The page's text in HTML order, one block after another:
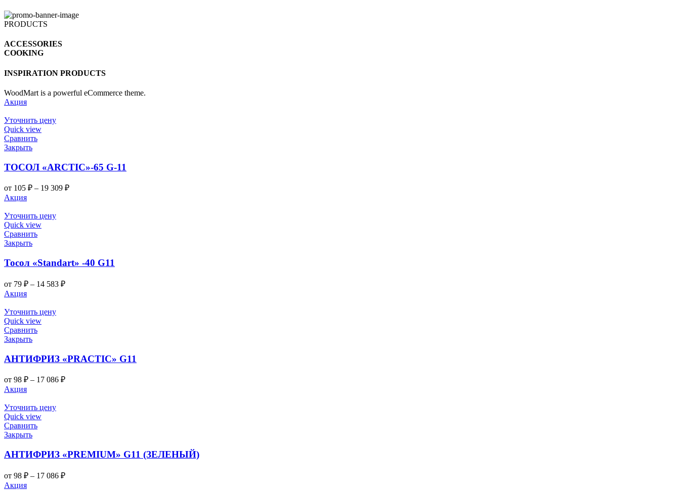
PRODUCTS
ACCESSORIES
COOKING
INSPIRATION PRODUCTS
WoodMart is a powerful eCommerce theme.
Акция
Уточнить цену
Quick view
Сравнить
Закрыть
ТОСОЛ «ARCTIC»-65 G-11
от 105 ₽ – 19 309 ₽Диапазон
Акция
Уточнить цену
Quick view
Сравнить
Закрыть
Тосол «Standart» -40 G11
от 79 ₽ – 14 583 ₽Диапазон
Акция
Уточнить цену
Quick view
Сравнить
Закрыть
АНТИФРИЗ «PRACTIC» G11
от 98 ₽ – 17 086 ₽Диапазон
Акция
Уточнить цену
Quick view
Сравнить
Закрыть
АНТИФРИЗ «PREMIUM» G11 (ЗЕЛЕНЫЙ)
от 98 ₽ – 17 086 ₽Диапазон
Акция